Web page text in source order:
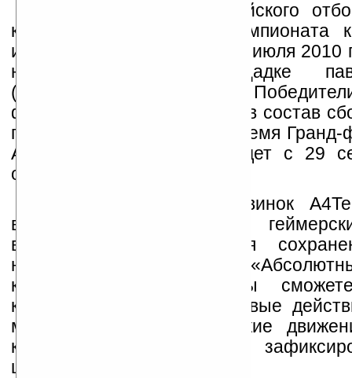
Решающий этап российского
крупнейшего мирового чемпионата
игр будет проведен 23 и 24 июля 2010
на специальной площадке
(Электрификация) на ВВЦ.
финала WCG 2010 войдут в состав
представлять Россию во время
Анджелесе, который пройдет с 29
октября.
Среди актуальных новинок
выделяются продвинутые
встроенной памятью для
настроек и функцией
курсора» — теперь вы
контролировать ваши игровые
мышью даже самые резкие
курсора позволяет быстро
шутерах!